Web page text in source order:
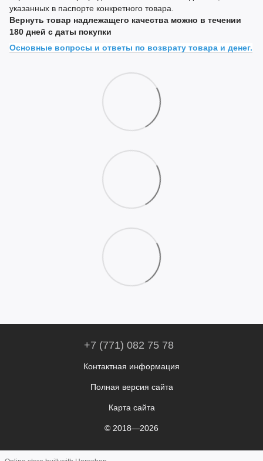
указанных в паспорте конкретного товара.
Вернуть товар надлежащего качества можно в течении
180 дней с даты покупки
Основные вопросы и ответы по возврату товара и денег.
+7 (771) 082 75 78
Контактная информация
Полная версия сайта
Карта сайта
© 2018—2026